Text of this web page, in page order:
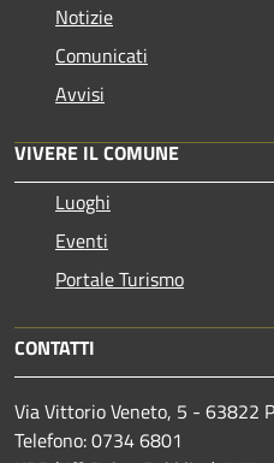
Notizie
Comunicati
Avvisi
VIVERE IL COMUNE
Luoghi
Eventi
Portale Turismo
CONTATTI
Via Vittorio Veneto, 5 - 63822
Telefono: 0734 6801